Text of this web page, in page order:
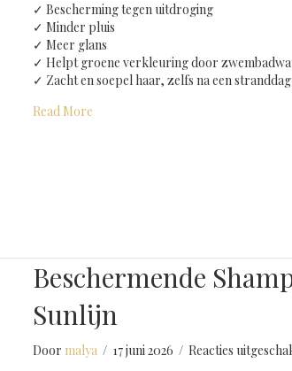
✓ Bescherming tegen uitdroging
✓ Minder pluis
✓ Meer glans
✓ Helpt groene verkleuring door
✓ Zacht en soepel haar, zelfs na een stranddag
Read More
Beschermende
Sunlijn
Doormalya / 17 juni 2026 / Reacties